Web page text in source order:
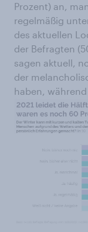
Prozent) an,
regelmäßig
des aktuellen
der Befragten
sagen aktuell,
der
haben,